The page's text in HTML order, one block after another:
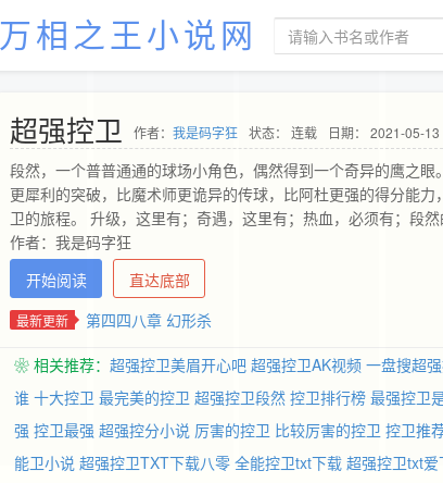
万相之王小说网
超强控卫 作者： 我是码字狂 状态： 连载 日期： 2021-05-13
段然，一个普普通通的球场小角色，偶然得到一个奇异的鹰之
更犀利的突破，比魔术师更诡异的传球，比阿杜更强的得分能
卫的旅程。 升级，这里有；奇遇，这里有；热血，必须有；段
作者：我是码字狂
开始阅读
直达底部
最新更新 第四四八章 幻形杀
❀ 相关推荐： 超强控卫美眉开心吧 超强控卫AK视频 一盘搜超
谁 十大控卫 最完美的控卫 超强控卫段然 控卫排行榜 最强控卫
强 控卫最强 超强控分小说 厉害的控卫 比较厉害的控卫 控卫推
能卫小说 超强控卫TXT下载八零 全能控卫txt下载 超强控卫txt